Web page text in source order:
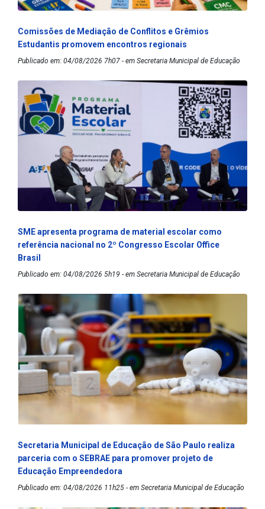
Comissões de Mediação de Conflitos e Grêmios
Estudantis promovem encontros regionais
Publicado em: 04/08/2026 7h07 - em Secretaria Municipal de Educação
SME apresenta programa de material escolar como
referência nacional no 2º Congresso Escolar Office
Brasil
Publicado em: 04/08/2026 5h19 - em Secretaria Municipal de Educação
Secretaria Municipal de Educação de São Paulo realiza
parceria com o SEBRAE para promover projeto de
Educação Empreendedora
Publicado em: 04/08/2026 11h25 - em Secretaria Municipal de Educação